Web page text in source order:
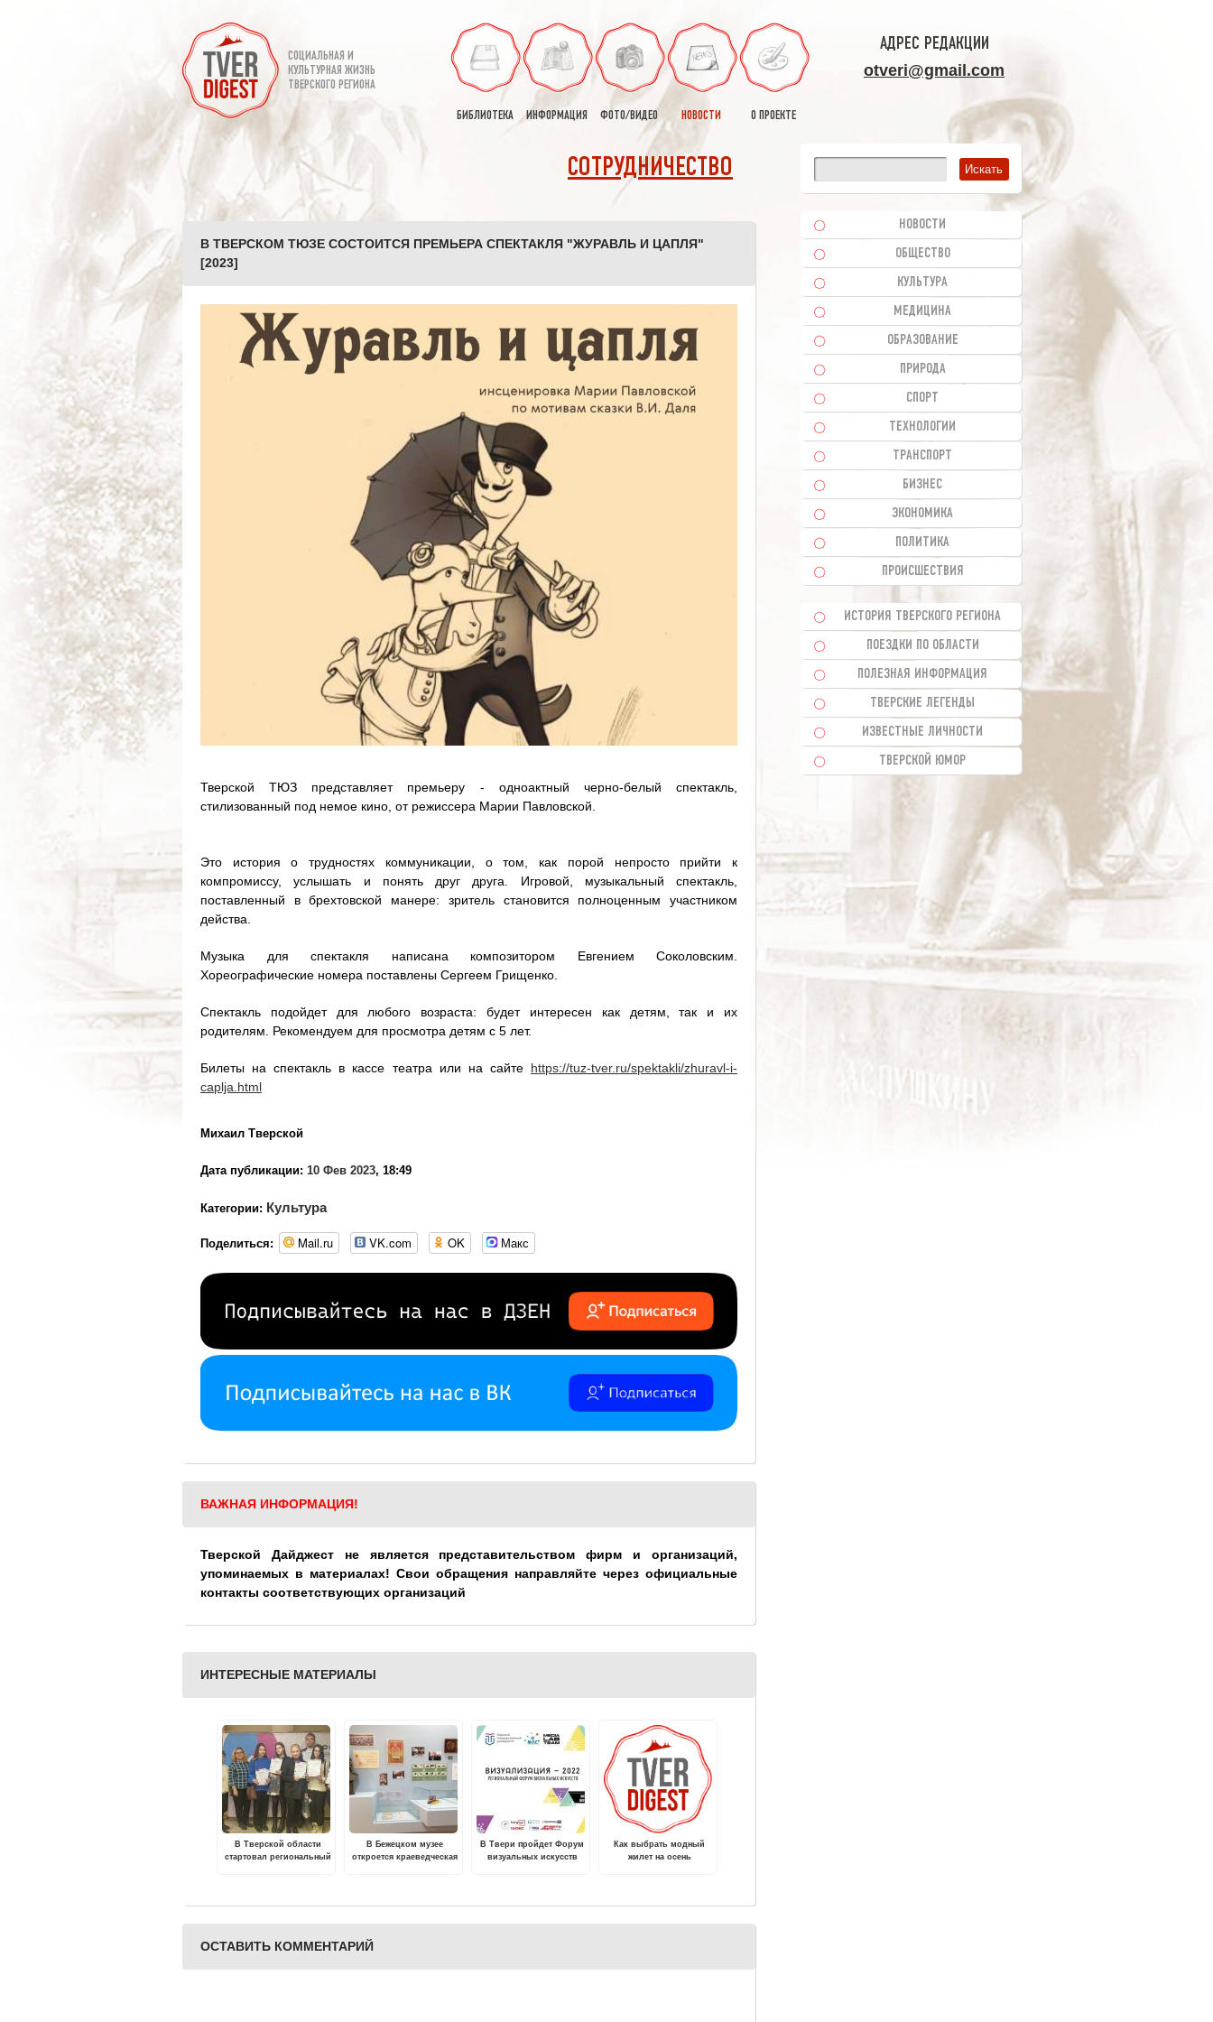
СОЦИАЛЬНАЯ И
КУЛЬТУРНАЯ ЖИЗНЬ
ТВЕРСКОГО РЕГИОНА
БИБЛИОТЕКА ИНФОРМАЦИЯ ФОТО/ВИДЕО НОВОСТИ О ПРОЕКТЕ
АДРЕС РЕДАКЦИИ
otveri@gmail.com
СОТРУДНИЧЕСТВО
В ТВЕРСКОМ ТЮЗЕ СОСТОИТСЯ ПРЕМЬЕРА СПЕКТАКЛЯ "ЖУРАВЛЬ И ЦАПЛЯ"
[2023]
Тверской ТЮЗ представляет премьеру - одноактный черно-белый спектакль,
стилизованный под немое кино, от режиссера Марии Павловской.
Это история о трудностях коммуникации, о том, как порой непросто прийти к
компромиссу, услышать и понять друг друга. Игровой, музыкальный спектакль,
поставленный в брехтовской манере: зритель становится полноценным участником
действа.
Музыка для спектакля написана композитором Евгением Соколовским.
Хореографические номера поставлены Сергеем Грищенко.
Спектакль подойдет для любого возраста: будет интересен как детям, так и их
родителям. Рекомендуем для просмотра детям с 5 лет.
Билеты на спектакль в кассе театра или на сайте https://tuz-tver.ru/spektakli/zhuravl-i-
caplja.html
Михаил Тверской
Дата публикации: 10 Фев 2023, 18:49
Категории: Культура
Поделиться: Mail.ru VK.com OK Макс
ВАЖНАЯ ИНФОРМАЦИЯ!
Тверской Дайджест не является представительством фирм и организаций,
упоминаемых в материалах! Свои обращения направляйте через официальные
контакты соответствующих организаций
ИНТЕРЕСНЫЕ МАТЕРИАЛЫ
В Тверской области
стартовал региональный
В Бежецком музее
откроется краеведческая
В Твери пройдет Форум
визуальных искусств
Как выбрать модный
жилет на осень
ОСТАВИТЬ КОММЕНТАРИЙ
НОВОСТИ
ОБЩЕСТВО
КУЛЬТУРА
МЕДИЦИНА
ОБРАЗОВАНИЕ
ПРИРОДА
СПОРТ
ТЕХНОЛОГИИ
ТРАНСПОРТ
БИЗНЕС
ЭКОНОМИКА
ПОЛИТИКА
ПРОИСШЕСТВИЯ
ИСТОРИЯ ТВЕРСКОГО РЕГИОНА
ПОЕЗДКИ ПО ОБЛАСТИ
ПОЛЕЗНАЯ ИНФОРМАЦИЯ
ТВЕРСКИЕ ЛЕГЕНДЫ
ИЗВЕСТНЫЕ ЛИЧНОСТИ
ТВЕРСКОЙ ЮМОР